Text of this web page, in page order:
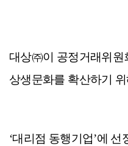
대상㈜이 공정거래위원
상생문화를 확산하기
‘대리점 동행기업’에